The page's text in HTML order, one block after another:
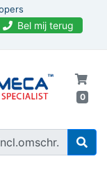
Bel mij terug
0